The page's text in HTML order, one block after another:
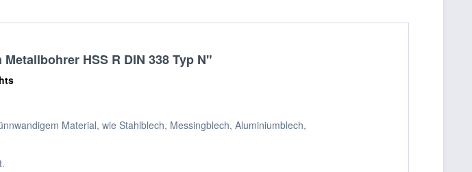
HSS R DIN 338 Typ N"
Material, wie Stahlblech, Messingblech, Aluminiumblech,